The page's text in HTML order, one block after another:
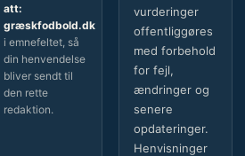
att:
græskfodbold.dk
i emnefeltet, så
din henvendelse
bliver sendt til
den rette
redaktion.
vurderinger
offentliggøres
med forbehold
for fejl,
ændringer og
senere
opdateringer.
Henvisninger